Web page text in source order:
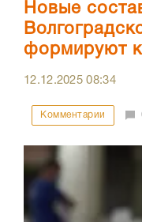
Новые
формируют
12.12.202508:34
Комментарии